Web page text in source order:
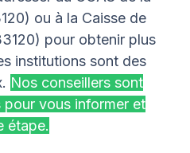
ou à la Caisse de
pour obtenir plus
institutions sont des
Nos conseillers sont
vous informer et
étape.